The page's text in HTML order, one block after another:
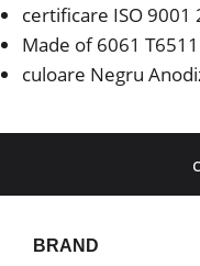
certificare ISO 9001
Made of 6061
culoare Negru
BRAND